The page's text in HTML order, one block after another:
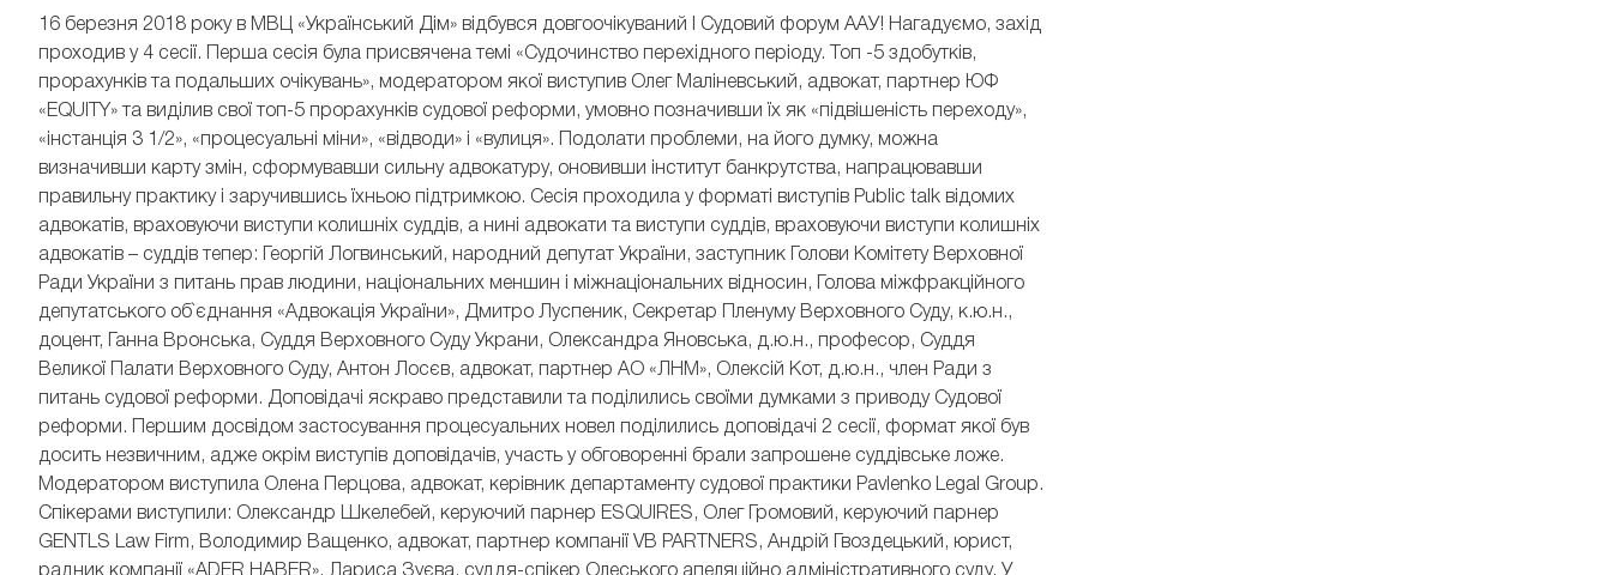
16 березня 2018 року в МВЦ «Український Дім» відбувся довгоочікуваний I Судовий форум ААУ! Нагадуємо, захід
проходив у 4 сесії. Перша сесія була присвячена темі «Судочинство перехідного періоду. Топ -5 здобутків,
прорахунків та подальших очікувань», модератором якої виступив Олег Маліневський, адвокат, партнер ЮФ
«EQUITY» та виділив свої топ-5 прорахунків судової реформи, умовно позначивши їх як «підвішеність переходу»,
«інстанція 3 1/2», «процесуальні міни», «відводи» і «вулиця». Подолати проблеми, на його думку, можна
визначивши карту змін, сформувавши сильну адвокатуру, оновивши інститут банкрутства, напрацювавши
правильну практику і заручившись їхньою підтримкою. Сесія проходила у форматі виступів Public talk відомих
адвокатів, враховуючи виступи колишніх суддів, а нині адвокати та виступи суддів, враховуючи виступи колишніх
адвокатів – суддів тепер: Георгій Логвинський, народний депутат України, заступник Голови Комітету Верховної
Ради України з питань прав людини, національних меншин і міжнаціональних відносин, Голова міжфракційного
депутатського об`єднання «Адвокація України», Дмитро Луспеник, Секретар Пленуму Верховного Суду, к.ю.н.,
доцент, Ганна Вронська, Суддя Верховного Суду Украни, Олександра Яновська, д.ю.н., професор, Суддя
Великої Палати Верховного Суду, Антон Лосєв, адвокат, партнер АО «ЛНМ», Олексій Кот, д.ю.н., член Ради з
питань судової реформи. Доповідачі яскраво представили та поділились своїми думками з приводу Судової
реформи. Першим досвідом застосування процесуальних новел поділились доповідачі 2 сесії, формат якої був
досить незвичним, адже окрім виступів доповідачів, участь у обговоренні брали запрошене суддівське ложе.
Модератором виступила Олена Перцова, адвокат, керівник департаменту судової практики Pavlenko Legal Group.
Спікерами виступили: Олександр Шкелебей, керуючий парнер ESQUIRES, Олег Громовий, керуючий парнер
GENTLS Law Firm, Володимир Ващенко, адвокат, партнер компанії VB PARTNERS, Андрій Гвоздецький, юрист,
радник компанії «ADER HABER», Лариса Зуєва, суддя-спікер Олеського апеляційно адміністративного суду. У